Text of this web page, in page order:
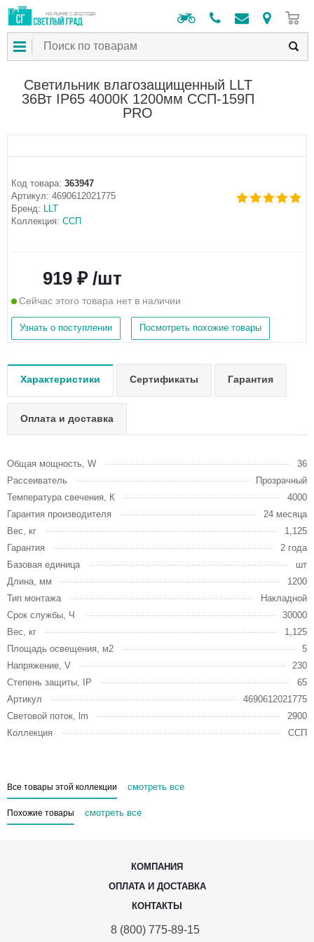
НА РЫНКЕ С 2012 ГОДА
Светильник влагозащищенный LLT
36Вт IP65 4000К 1200мм ССП-159П
PRO
Код товара: 363947
Артикул: 4690612021775
Бренд: LLT
Коллекция: ССП
919 ₽ /шт
Сейчас этого товара нет в наличии
Узнать о поступлении Посмотреть похожие товары
Характеристики Сертификаты Гарантия
Оплата и доставка
Общая мощность, W
36
Рассеиватель
Прозрачный
Температура свечения, К
4000
Гарантия производителя
24 месяца
Вес, кг
1,125
Гарантия
2 года
Базовая единица
шт
Длина, мм
1200
Тип монтажа
Накладной
Срок службы, Ч
30000
Вес, кг
1,125
Площадь освещения, м2
5
Напряжение, V
230
Степень защиты, IP
65
Артикул
4690612021775
Световой поток, lm
2900
Коллекция
ССП
Все товары этой коллекции смотреть все
Похожие товары смотреть все
КОМПАНИЯ
ОПЛАТА И ДОСТАВКА
КОНТАКТЫ
8 (800) 775-89-15